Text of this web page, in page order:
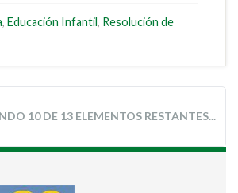
, Educación Infantil, Resolución de
10 DE 13 ELEMENTOS RESTANTES...